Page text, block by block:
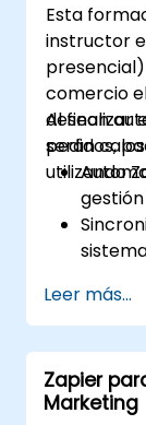
Esta
instructor
comercio
desean
pedidos,
utilizando
Al finalizar
serán
Leer más...
Zapier
Marketing